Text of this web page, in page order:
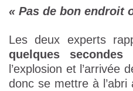
« Pas de bon endroit
Les deux experts
quelques secondes
l’explosion et l’arrivée
donc se mettre à